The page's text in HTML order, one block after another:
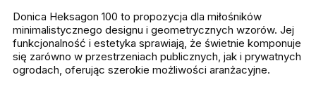
Donica Heksagon 100 to propozycja dla miłośników
minimalistycznego designu i geometrycznych wzorów. Jej
funkcjonalność i estetyka sprawiają, że świetnie komponuje
się zarówno w przestrzeniach publicznych, jak i prywatnych
ogrodach, oferując szerokie możliwości aranżacyjne.